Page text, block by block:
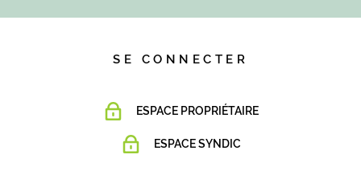
SE CONNECTER
ESPACE PROPRIÉTAIRE
ESPACE SYNDIC